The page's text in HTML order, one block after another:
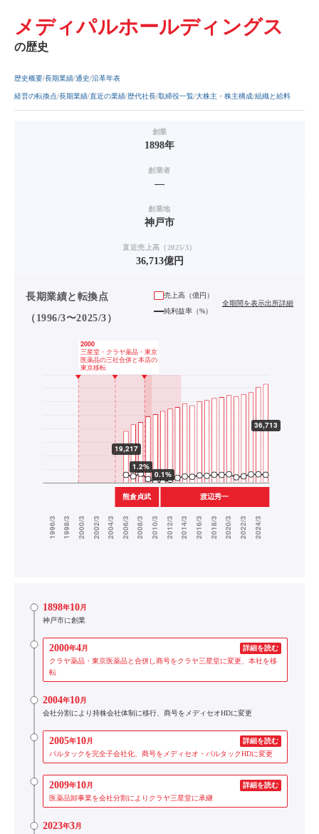
メディパルホールディングス
の歴史
歴史概要 長期業績 通史 沿革年表
経営の転換点 長期業績 直近の業績 歴代社長 取締役一覧 大株主・株主構成 組織と給料
創業
1898年
創業者
—
創業地
神戸市
直近売上高（2025/3）
36,713億円
長期業績と転換点
（1996/3〜2025/3）
売上高（億円）
純利益率（%）
全期間を表示出所詳細
1898年10月
神戸市に創業
2000年4月
詳細を読む
クラヤ薬品・東京医薬品と合併し商号をクラヤ三星堂に変更、本社を移
転
2004年10月
会社分割により持株会社体制に移行、商号をメディセオHDに変更
2005年10月
詳細を読む
パルタックを完全子会社化、商号をメディセオ・パルタックHDに変更
2009年10月
詳細を読む
医薬品卸事業を会社分割によりクラヤ三星堂に承継
2023年3月